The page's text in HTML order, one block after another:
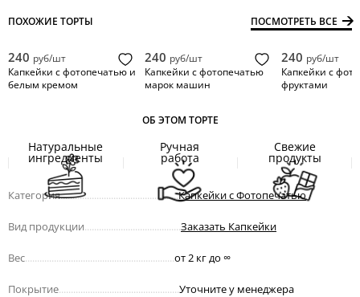
ПОХОЖИЕ ТОРТЫ ПОСМОТРЕТЬ ВСЕ
240 руб/шт
Капкейки с фотопечатью и
белым кремом
240 руб/шт
Капкейки с фотопечатью
марок машин
240 руб/шт
Капкейки с
фруктами
ОБ ЭТОМ ТОРТЕ
Натуральные
ингредиенты
Ручная
работа
Свежие
продукты
Категория.................................................Капкейки с Фотопечатью
Вид продукции Заказать Капкейки
Вес от 2 кг до ∞
Покрытие Уточните у менеджера